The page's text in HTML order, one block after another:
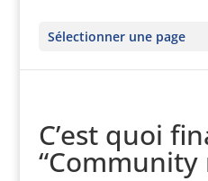
Sélectionner une page
C’est quoi
“Community